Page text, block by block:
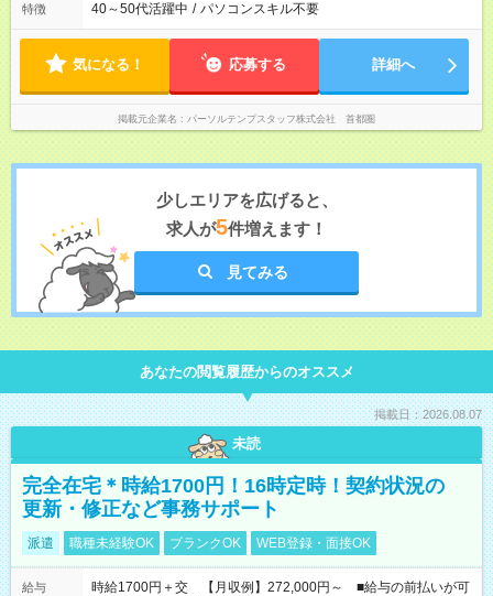
特徴 40～50代活躍中 / パソコンスキル不要
気になる！ 応募する 詳細へ
掲載元企業名 パーソルテンプスタッフ株式会社 首都圏
少しエリアを広げると、
求人が5件増えます！
見てみる
あなたの閲覧履歴からのオススメ
掲載日：2026.08.07
未読
完全在宅＊時給1700円！16時定時！契約状況の
更新・修正など事務サポート
派遣 職種未経験OK ブランクOK WEB登録・面接OK
給与
時給1700円＋交 【月収例】272,000円～ ■給与の前払いが可